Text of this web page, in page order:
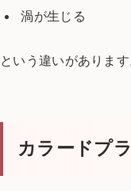
渦が生じる
という違いがあります
カラードプ